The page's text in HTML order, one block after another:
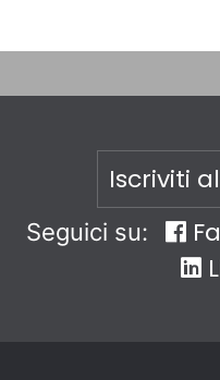
Iscriviti
Seguici su: